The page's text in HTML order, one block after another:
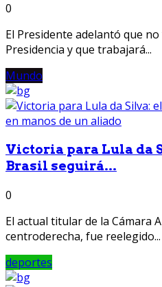
0
El Presidente adelantó que
Presidencia y que trabajará...
Mundo
Victoria para Lula da
Brasil seguirá...
0
El actual titular de la Cámara
centroderecha, fue reelegido...
deportes